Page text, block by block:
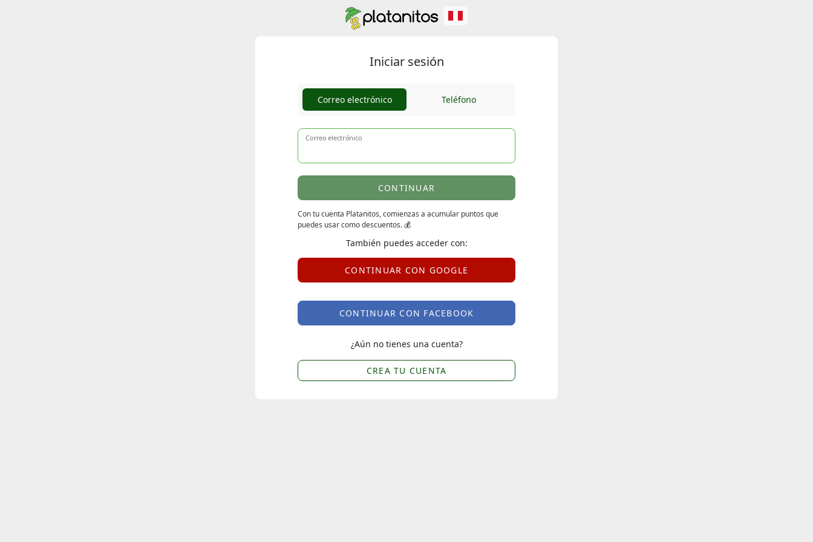
Iniciar sesión
Correo electrónico Teléfono
Correo electrónico
CONTINUAR
Con tu cuenta Platanitos, comienzas a acumular puntos que
puedes usar como descuentos. 💰
También puedes acceder con:
CONTINUAR CON GOOGLE
CONTINUAR CON FACEBOOK
¿Aún no tienes una cuenta?
CREA TU CUENTA